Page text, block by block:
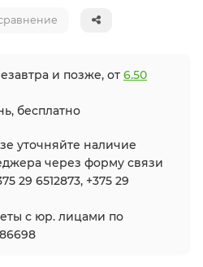
и позже, от 6.50
бесплатно
уточняйте наличие
через форму связи
29 6512873, +375 29
с юр. лицами по